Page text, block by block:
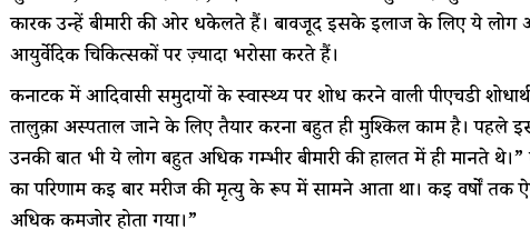
कारक उन्हें बीमारी की ओर धकेलते हैं। बावजूद इसके इलाज के लिए ये लोग
आयुर्वेदिक चिकित्सकों पर ज़्यादा भरोसा करते हैं।
कर्नाटक में आदिवासी समुदायों के स्वास्थ्य पर शोध करने वाली पीएचडी
तालुक़ा अस्पताल जाने के लिए तैयार करना बहुत ही मुश्किल काम है।
उनकी बात भी ये लोग बहुत अधिक गम्भीर बीमारी की हालत में ही मानते
का परिणाम कई बार मरीज की मृत्यु के रूप में सामने आता था। कई वर्षों तक
अधिक कमजोर होता गया।”